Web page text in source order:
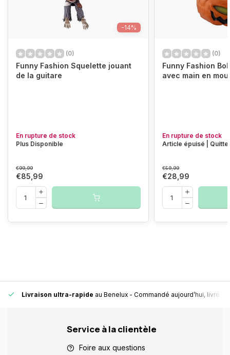
-14%
(0)
Funny Fashion Squelette jouant
de la guitare
En rupture de stock
Plus Disponible
€99,99
€85,99
(0)
Funny Fashion
avec main en
En rupture de stock
Article épuisé |
€59,99
€28,99
Livraison ultra-rapide au Benelux - Commandé aujourd’hui, livré
Service à la clientèle
Foire aux questions